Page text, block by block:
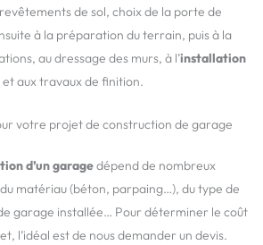
de sol, choix de la porte de
à la préparation du terrain, puis à la
au dressage des murs, à l’installation
et aux travaux de finition.
votre projet de construction de garage
d’un garagedépend de nombreux
matériau (béton, parpaing…), du type de
garage installée… Pour déterminer le coût
l’idéal est de nous demander un devis.